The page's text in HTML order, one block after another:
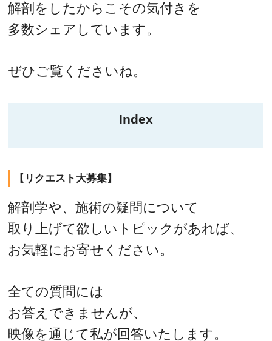
解剖をしたからこその気付きを
多数シェアしています。
ぜひご覧くださいね。
Index
【リクエスト大募集】
解剖学や、施術の疑問について
取り上げて欲しいトピックがあれば、
お気軽にお寄せください。
全ての質問には
お答えできませんが、
映像を通じて私が回答いたします。